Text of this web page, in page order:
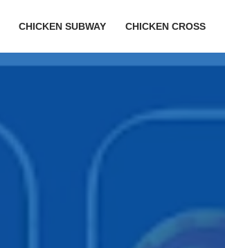
CHICKEN SUBWAY CHICKEN CROSS